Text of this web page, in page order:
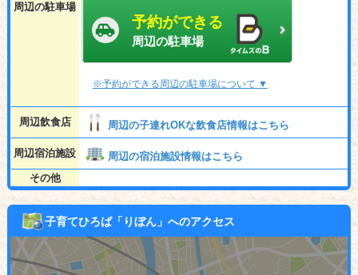
周辺の駐車場
予約ができる
周辺の駐車場
※予約ができる周辺の駐車場について ▼
周辺飲食店 周辺の子連れOKな飲食店情報はこちら
周辺宿泊施設
周辺の宿泊施設情報はこちら
その他
子育てひろば「りぼん」へのアクセス